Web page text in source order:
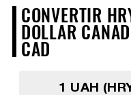
CONVERTIR
DOLLAR
CAD
1 UAH